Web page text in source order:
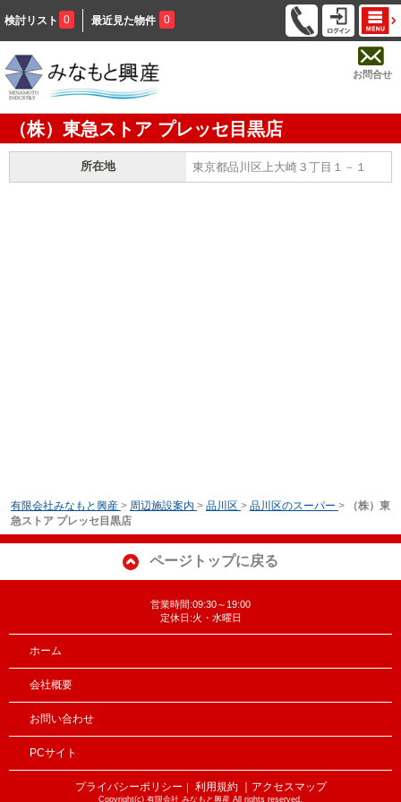
検討リスト 0 最近見た物件 0
お問合せ
（株）東急ストア プレッセ目黒店
所在地 東京都品川区上大崎３丁目１－１
有限会社みなもと興産 > 周辺施設案内 > 品川区 > 品川区のスーパー >
（株）東
急ストア プレッセ目黒店
ページトップに戻る
営業時間:09:30～19:00
定休日:火・水曜日
ホーム
会社概要
お問い合わせ
PCサイト
プライバシーポリシー ｜ 利用規約 ｜アクセスマップ
Copyright(c) 有限会社 みなもと興産 All rights reserved.